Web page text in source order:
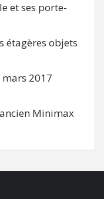
et ses porte-
étagères objets
2017
Minimax